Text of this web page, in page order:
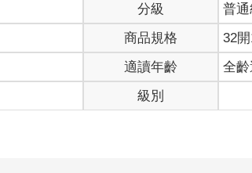
的動作帶有難以形容的慵懶，有時看起來甚
為不斷對某種事物感到困惑，無可奈何才養
毋寧是根本沒有穿衣服的意願，導致身體和衣
伏，變成白花花的空洞鏡面。
惱，但是熱得喘氣的嘴巴，感覺上好像在偷
的純真微笑，說穿了都是苦惱的證據。不過
分級
普通
商品規格
32
適讀年齡
全
級別